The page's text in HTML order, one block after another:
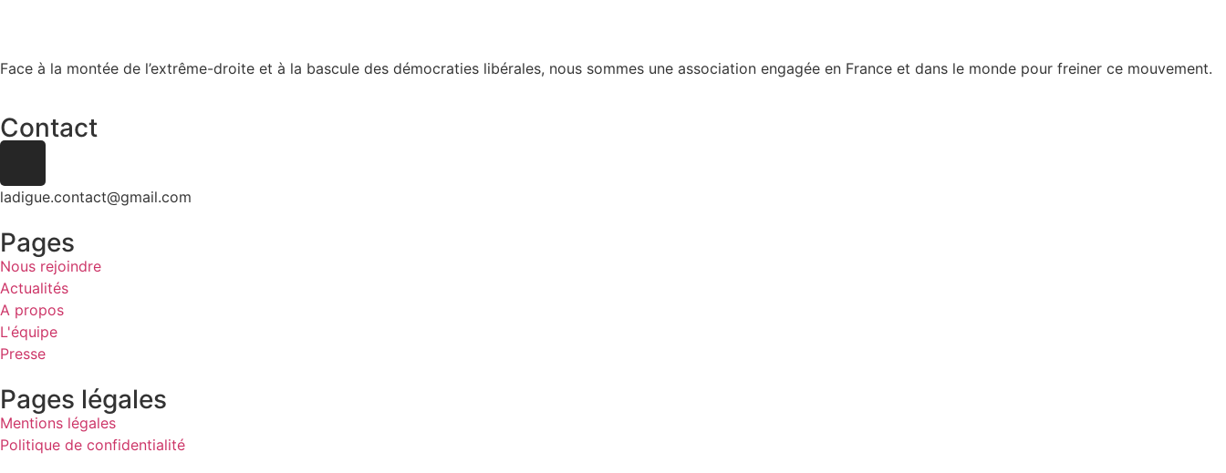
Face à la montée de l’extrême-droite et à la bascule des démocraties libérales, nous sommes une association engagée en France et dans le monde pour freiner ce mouvement.
Contact
ladigue.contact@gmail.com
Pages
Nous rejoindre
Actualités
A propos
L'équipe
Presse
Pages légales
Mentions légales
Politique de confidentialité